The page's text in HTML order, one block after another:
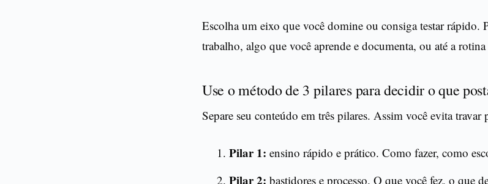
Escolha um eixo que você domine ou consiga testar rápido.
trabalho, algo que você aprende e documenta, ou até a
Use o método de 3 pilares para decidir o que
Separe seu conteúdo em três pilares. Assim você evita travar
Pilar 1: ensino rápido e prático. Como fazer, como
Pilar 2: bastidores e processo. O que você fez, o que